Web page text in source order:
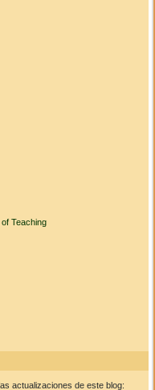
Teaching
actualizaciones de este blog: